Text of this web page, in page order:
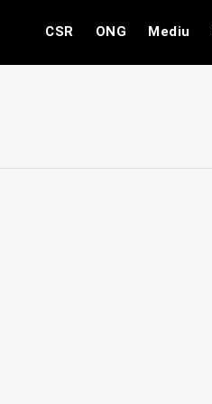
CSR ONG Mediu